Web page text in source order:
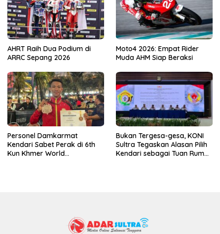
AHRT Raih Dua Podium di
ARRC Sepang 2026
Moto4 2026: Empat Rider
Muda AHM Siap Beraksi
Personel Damkarmat
Kendari Sabet Perak di 6th
Kun Khmer World
Bukan Tergesa-gesa, KONI
Sultra Tegaskan Alasan Pilih
Kendari sebagai Tuan Rumah